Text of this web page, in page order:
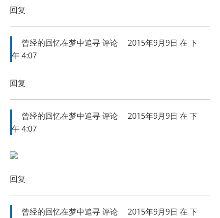
回复
曾经的回忆在梦中追寻评论
2015年9月9日 在 下
午 4:07
回复
曾经的回忆在梦中追寻评论
2015年9月9日 在 下
午 4:07
回复
曾经的回忆在梦中追寻评论
2015年9月9日 在 下